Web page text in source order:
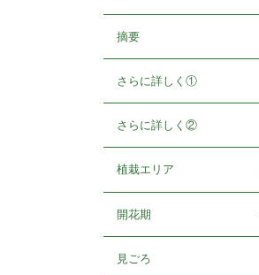
摘要
さらに詳しく①
さらに詳しく②
植栽エリア
開花期
見ごろ